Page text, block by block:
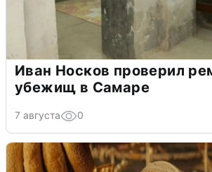
Иван Носков проверил
убежищ в Самаре
7 августа 0